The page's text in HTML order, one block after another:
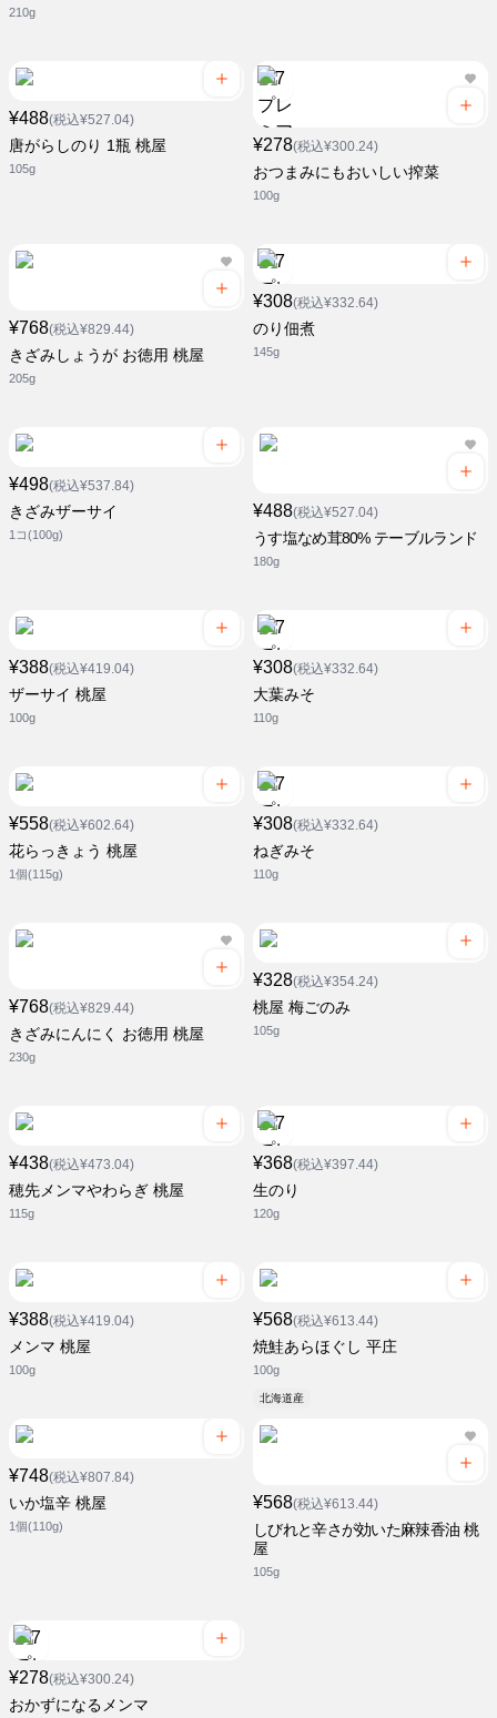
210g
¥488(税込¥527.04)
唐がらしのり 1瓶 桃屋
105g
¥278(税込¥300.24)
おつまみにもおいしい搾菜
100g
¥768(税込¥829.44)
きざみしょうが お徳用 桃屋
205g
¥308(税込¥332.64)
のり佃煮
145g
¥498(税込¥537.84)
きざみザーサイ
1コ(100g)
¥488(税込¥527.04)
うす塩なめ茸80% テーブルランド
180g
¥388(税込¥419.04)
ザーサイ 桃屋
100g
¥308(税込¥332.64)
大葉みそ
110g
¥558(税込¥602.64)
花らっきょう 桃屋
1個(115g)
¥308(税込¥332.64)
ねぎみそ
110g
¥768(税込¥829.44)
きざみにんにく お徳用 桃屋
230g
¥328(税込¥354.24)
桃屋 梅ごのみ
105g
¥438(税込¥473.04)
穂先メンマやわらぎ 桃屋
115g
¥368(税込¥397.44)
生のり
120g
¥388(税込¥419.04)
メンマ 桃屋
100g
¥568(税込¥613.44)
焼鮭あらほぐし 平庄
100g
北海道産
¥748(税込¥807.84)
いか塩辛 桃屋
1個(110g)
¥568(税込¥613.44)
しびれと辛さが効いた麻辣香油 桃
屋
105g
¥278(税込¥300.24)
おかずになるメンマ